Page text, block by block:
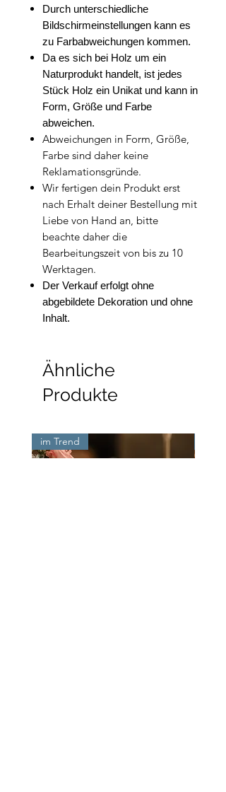
Durch unterschiedliche
Bildschirmeinstellungen kann es
zu Farbabweichungen kommen.
Da es sich bei Holz um ein
Naturprodukt handelt, ist jedes
Stück Holz ein Unikat und kann in
Form, Größe und Farbe
abweichen.
Abweichungen in Form, Größe,
Farbe sind daher keine
Reklamationsgründe.
Wir fertigen dein Produkt erst
nach Erhalt deiner Bestellung mit
Liebe von Hand an, bitte
beachte daher die
Bearbeitungszeit von bis zu 10
Werktagen.
Der Verkauf erfolgt ohne
abgebildete Dekoration und ohne
Inhalt.
Ähnliche
Produkte
im Trend